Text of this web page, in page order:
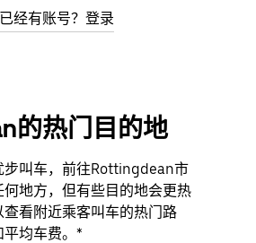
已经有账号？登录
的热门目的地
步叫车，前往Rottingdean市
地方，但有些目的地会更热
看附近乘客叫车的热门路
均车费。*